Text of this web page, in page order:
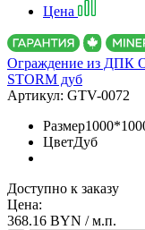
Цена
Ограждение из ДПК
STORM дуб
Артикул: GTV-0072
Размер
ЦветДуб
Доступно к заказу
Цена:
368.16 BYN / м.п.